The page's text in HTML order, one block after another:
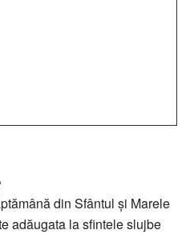
din Sfântul și Marele
adăugata la sfintele slujbe